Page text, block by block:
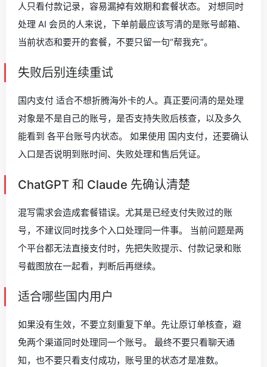
人只看付款记录，容易漏掉有效期和套餐状态。 对想同时
处理 AI 会员的人来说，下单前最应该写清的是账号邮箱、
当前状态和要开的套餐，不要只留一句“帮我充”。
失败后别连续重试
国内支付 适合不想折腾海外卡的人。真正要问清的是处理
对象是不是自己的账号，是否支持失败后核查，以及多久
能看到 各平台账号内状态。 如果使用 国内支付，还要确认
入口是否说明到账时间、失败处理和售后凭证。
ChatGPT 和 Claude 先确认清楚
混写需求会造成套餐错误。尤其是已经支付失败过的账
号，不建议同时找多个入口处理同一件事。 当前问题是两
个平台都无法直接支付时，先把失败提示、付款记录和账
号截图放在一起看，判断后再继续。
适合哪些国内用户
如果没有生效，不要立刻重复下单。先让原订单核查，避
免两个渠道同时处理同一个账号。 最终不要只看聊天通
知，也不要只看支付成功，账号里的状态才是准数。